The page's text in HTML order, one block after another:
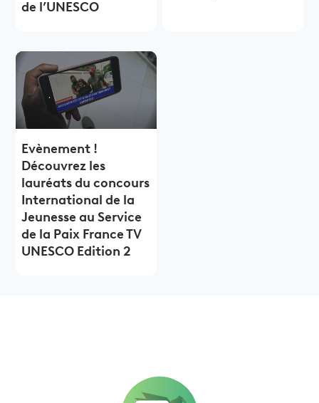
de l’UNESCO
Evènement !
Découvrez les
lauréats du concours
International de la
Jeunesse au Service
de la Paix France TV
UNESCO Edition 2